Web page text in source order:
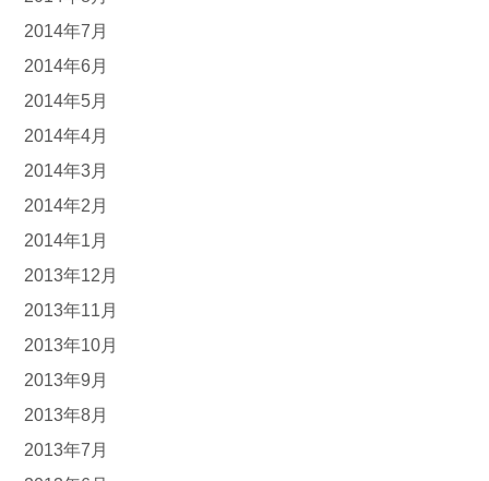
2014年7月
2014年6月
2014年5月
2014年4月
2014年3月
2014年2月
2014年1月
2013年12月
2013年11月
2013年10月
2013年9月
2013年8月
2013年7月